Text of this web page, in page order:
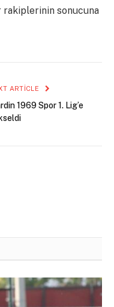
rakiplerinin sonucuna
ARTICLE
1969 Spor 1. Lig’e